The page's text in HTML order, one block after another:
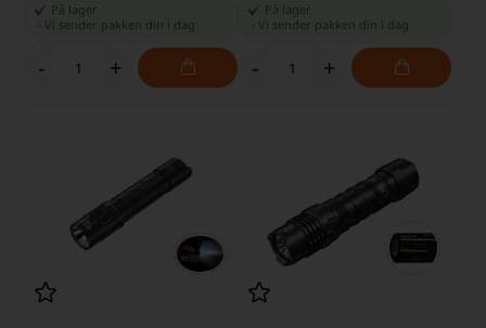
På lager
-Vi sender pakken din i dag
- +
På lager
Vi sender pakken din i dag
- +